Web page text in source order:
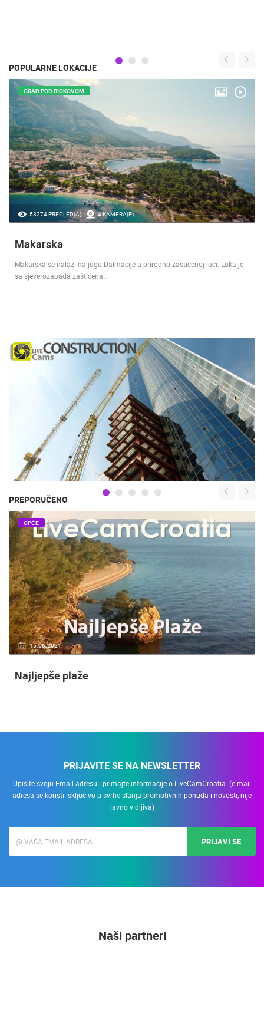
POPULARNE LOKACIJE
53274 PREGLED(A) 4 KAMERA(E)
GRAD POD BIOKOVOM
Makarska
Makarska se nalazi na jugu Dalmacije u prirodno zaštićenoj luci. Luka je
sa sjeverozapada zaštićena…
PREPORUČENO
15.06.2021.
OPĆE
Najljepše plaže
PRIJAVITE SE NA NEWSLETTER
Upišite svoju Email adresu i primajte informacije o LiveCamCroatia. (e-mail
adresa se koristi isključivo u svrhe slanja promotivnih ponuda i novosti, nije
javno vidljiva)
PRIJAVI SE
Naši partneri